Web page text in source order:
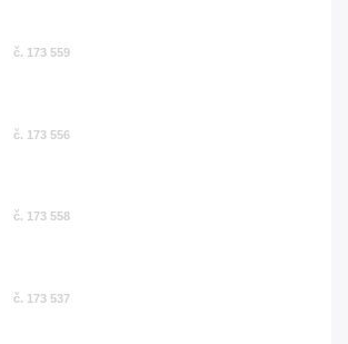
č. 173 559
č. 173 556
č. 173 558
č. 173 537